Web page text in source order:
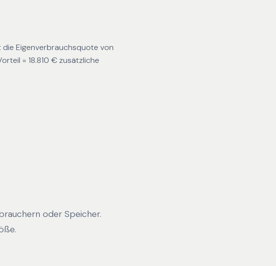
Eigenverbrauchsquote von
= 18.810 € zusätzliche
oder Speicher.